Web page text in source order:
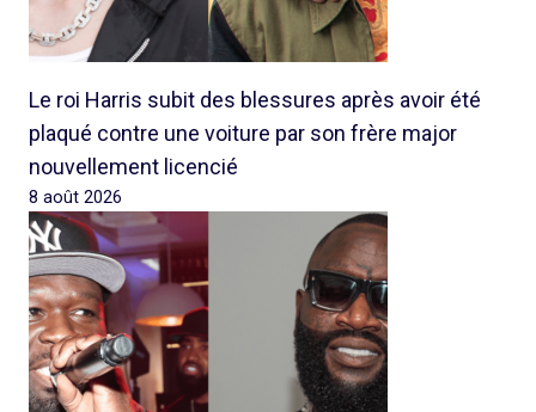
Le roi Harris subit des blessures après avoir été
plaqué contre une voiture par son frère major
nouvellement licencié
8 août 2026